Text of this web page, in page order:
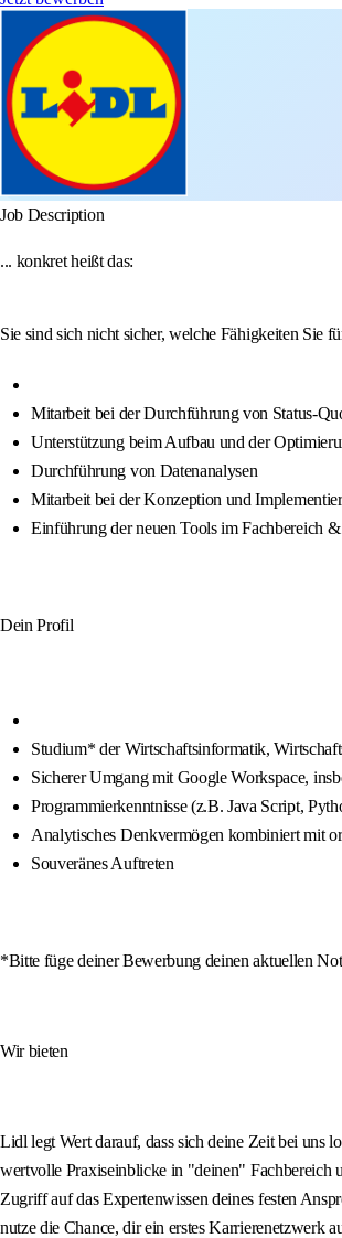
Job Description
... konkret heißt das:
Sie sind sich nicht sicher, welche Fähigkeiten Sie
Mitarbeit bei der Durchführung von Status-
Unterstützung beim Aufbau und der
Durchführung von Datenanalysen
Mitarbeit bei der Konzeption und
Einführung der neuen Tools im Fachbereich
Dein Profil
Studium* der Wirtschaftsinformatik,
Sicherer Umgang mit Google Workspace,
Programmierkenntnisse (z.B. Java Script,
Analytisches Denkvermögen kombiniert mit
Souveränes Auftreten
*Bitte füge deiner Bewerbung deinen aktuellen
Wir bieten
Lidl legt Wert darauf, dass sich deine Zeit bei uns
wertvolle Praxiseinblicke in "deinen" Fachbereich
Zugriff auf das Expertenwissen deines festen
nutze die Chance, dir ein erstes Karrierenetzwerk